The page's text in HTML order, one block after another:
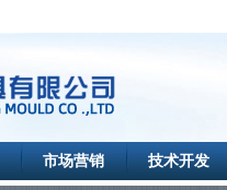
市场营销 技术开发